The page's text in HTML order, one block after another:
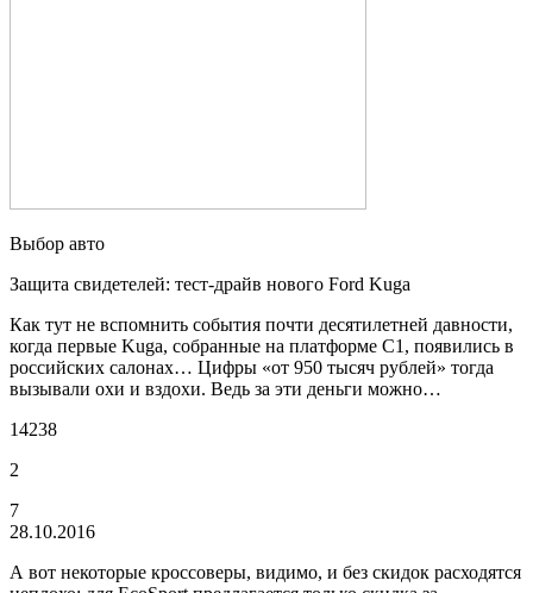
Выбор авто
Защита свидетелей: тест-драйв нового Ford Kuga
Как тут не вспомнить события почти десятилетней давности,
когда первые Kuga, собранные на платформе С1, появились в
российских салонах… Цифры «от 950 тысяч рублей» тогда
вызывали охи и вздохи. Ведь за эти деньги можно…
14238
2
7
28.10.2016
А вот некоторые кроссоверы, видимо, и без скидок расходятся